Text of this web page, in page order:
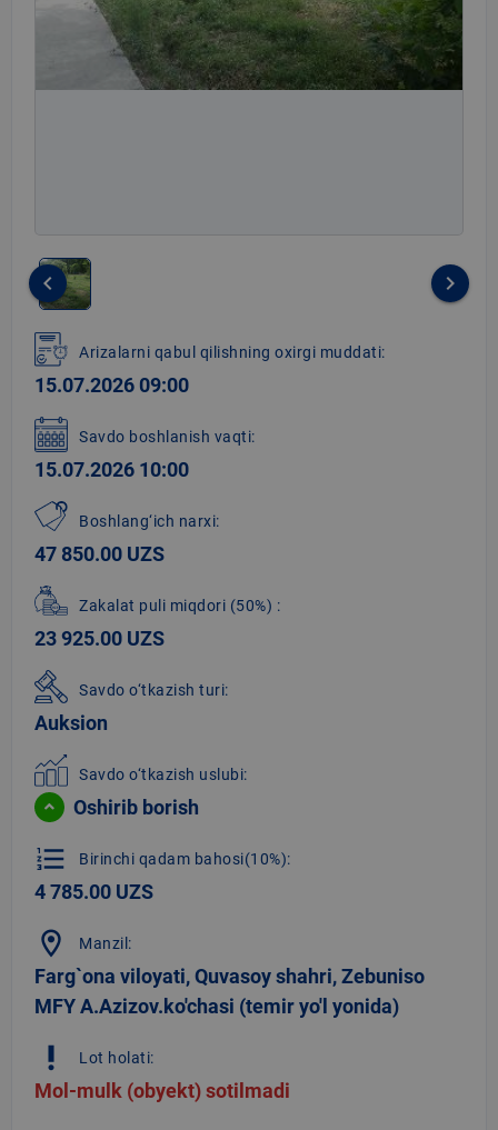
1
of
1
keyboard_arrow_left keyboard_arrow_right
Arizalarni qabul qilishning oxirgi muddati:
15.07.2026 09:00
Savdo boshlanish vaqti:
15.07.2026 10:00
Boshlang‘ich narxi:
47 850.00 UZS
Zakalat puli miqdori (50%) :
23 925.00 UZS
Savdo o‘tkazish turi:
Auksion
Savdo o‘tkazish uslubi:
Oshirib borish
format_list_numbered Birinchi qadam bahosi(10%):
4 785.00 UZS
location_on Manzil:
Farg`ona viloyati, Quvasoy shahri, Zebuniso
MFY A.Azizov.ko'chasi (temir yo'l yonida)
priority_high Lot holati:
Mol-mulk (obyekt) sotilmadi